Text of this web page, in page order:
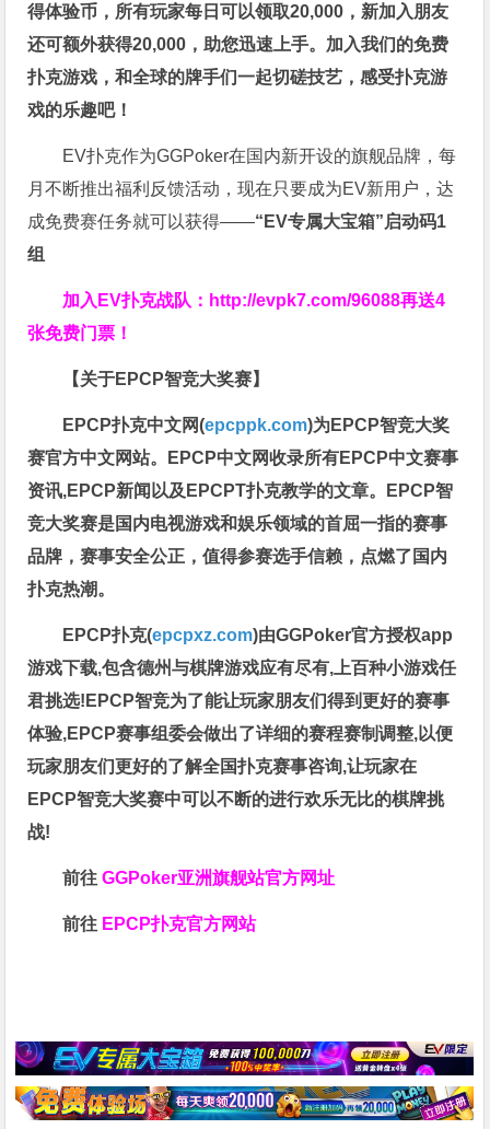
得体验币，所有玩家每日可以领取20,000，新加入朋友
还可额外获得20,000，助您迅速上手。 加入我们的免费
扑克游戏，和全球的牌手们一起切磋技艺，感受扑克游
戏的乐趣吧！
EV扑克作为GGPoker在国内新开设的旗舰品牌，每
月不断推出福利反馈活动，现在只要成为EV新用户，达
成免费赛任务就可以获得——“EV专属大宝箱”启动码1
组
加入EV扑克战队： http://evpk7.com/96088再送4
张免费门票！
【关于EPCP智竞大奖赛】
EPCP扑克中文网(epcppk.com)为EPCP智竞大奖
赛官方中文网站。EPCP中文网收录所有EPCP中文赛事
资讯,EPCP新闻以及EPCPT扑克教学的文章。EPCP智
竞大奖赛是国内电视游戏和娱乐领域的首屈一指的赛事
品牌，赛事安全公正，值得参赛选手信赖，点燃了国内
扑克热潮。
EPCP扑克(epcpxz.com)由GGPoker官方授权app
游戏下载,包含德州与棋牌游戏应有尽有,上百种小游戏任
君挑选!EPCP智竞为了能让玩家朋友们得到更好的赛事
体验,EPCP赛事组委会做出了详细的赛程赛制调整,以便
玩家朋友们更好的了解全国扑克赛事咨询,让玩家在
EPCP智竞大奖赛中可以不断的进行欢乐无比的棋牌挑
战!
前往GGPoker亚洲旗舰站官方网址
前往 EPCP扑克官方网站